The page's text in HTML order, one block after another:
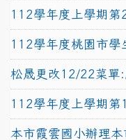
112學年度上學期
112學年度桃園市學
松晟更改12/22菜單:
112學年度上學期
本市霞雲國小辦理